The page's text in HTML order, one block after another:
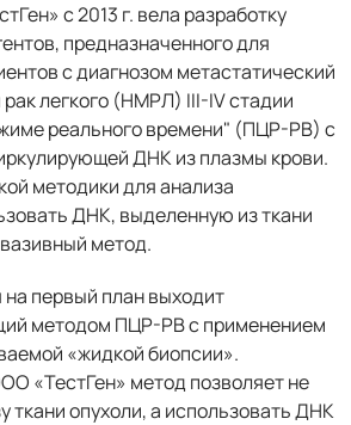
с 2013 г. вела разработку
предназначенного для
с диагнозом метастатический
легкого (НМРЛ) III-IV стадии
реального времени" (ПЦР-РВ) с
ДНК из плазмы крови.
методики для анализа
ДНК, выделенную из ткани
метод.
первый план выходит
методом ПЦР-РВ с применением
«жидкой биопсии».
«ТестГен» метод позволяет не
ткани опухоли, а использовать ДНК